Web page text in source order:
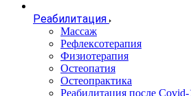
Реабилитация
Массаж
Рефлексотерапия
Физиотерапия
Остеопатия
Остеопрактика
Реабилитация после Covid-